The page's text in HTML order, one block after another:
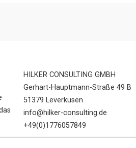
HILKER CONSULTING GMBH
Gerhart-Hauptmann-Straße 49 B
51379 Leverkusen
info@hilker-consulting.de
+49(0)1776057849